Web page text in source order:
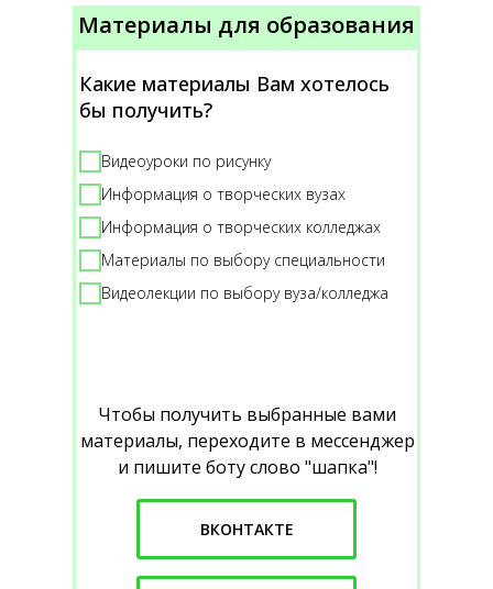
Какие материалы Вам хотелось
бы получить?
Видеоуроки по рисунку
Информация о творческих вузах
Информация о творческих колледжах
Материалы по выбору специальности
Видеолекции по выбору вуза/колледжа
Чтобы получить выбранные вами
материалы, переходите в мессенджер
и пишите боту слово "шапка"!
ВКОНТАКТЕ
Материалы для образования